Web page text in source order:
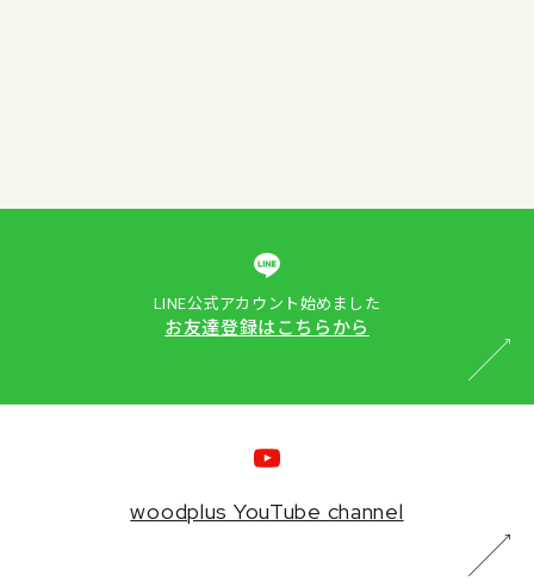
LINE公式アカウント始めました
お友達登録はこちらから
woodplus YouTube channel